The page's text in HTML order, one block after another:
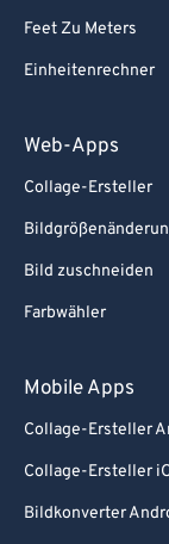
Feet Zu Meters
Einheitenrechner
Web-Apps
Collage-Ersteller
Bild zuschneiden
Farbwähler
Mobile Apps
Collage-Ersteller
Collage-Ersteller
Bildkonverter